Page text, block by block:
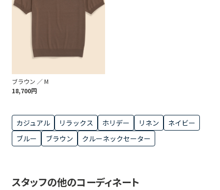
ブラウン ／ M
18,700円
カジュアル リラックス ホリデー リネン
ネイビー
ブルー
ブラウン クルーネックセーター
スタッフの他のコーディネート